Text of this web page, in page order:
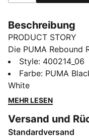
Beschreibung
PRODUCT STORY
Die PUMA Rebound
Basketball-Tradition
perforierte
Einlegesohle und die
rund um die Uhr
unverkennbaren
FEATURES +
Style: 400214_06
Farbe: PUMA
White
MEHR LESEN
Versand und
Standardversand